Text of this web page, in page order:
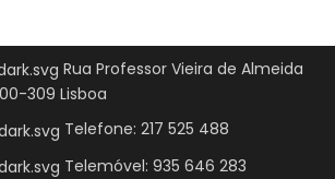
Rua Professor Vieira de Almeida
309 Lisboa
Telefone: 217 525 488
Telemóvel: 935 646 283